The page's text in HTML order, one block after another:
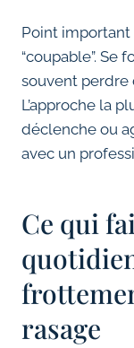
Point important
“coupable”. Se
souvent perdre
L’approche la
déclenche ou
avec un
Ce qui
rasage